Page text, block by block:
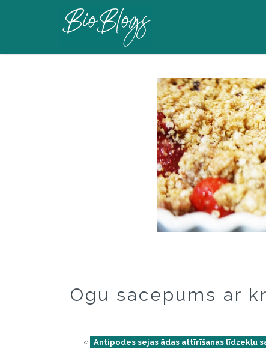
Ogu sacepums ar
« Antipodes sejas ādas attīrīšanas līdzekļu